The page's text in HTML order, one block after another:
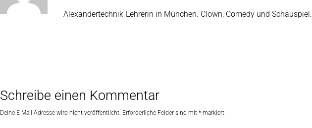
Alexandertechnik-Lehrerin in München. Clown, Comedy und Schauspiel.
Schreibe einen Kommentar
Deine E-Mail-Adresse wird nicht veröffentlicht. Erforderliche Felder sind mit * markiert